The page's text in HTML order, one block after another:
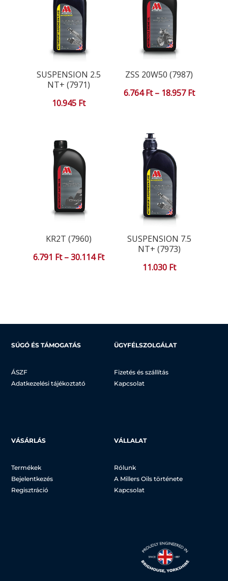
SUSPENSION 2.5
NT+ (7971)
10.945 Ft
ZSS 20W50 (7987)
6.764Ft – 18.957Ft
KR2T (7960)
6.791 Ft – 30.114FtÁrtartomány:
SUSPENSION 7.5
NT+ (7973)
11.030 Ft
SÚGÓ ÉS TÁMOGATÁS
ÁSZF
Adatkezelési tájékoztató
ÜGYFÉLSZOLGÁLAT
Fizetés és szállítás
Kapcsolat
VÁSÁRLÁS
Termékek
Bejelentkezés
Regisztráció
VÁLLALAT
Rólunk
A Millers Oils története
Kapcsolat